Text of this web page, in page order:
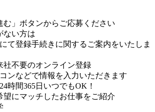
む」ボタンからご応募ください
ない方は
て登録手続きに関するご案内をいたしま
社不要のオンライン登録
などで情報を入力いただきます
間365日いつでもOK！
望にマッチしたお仕事をご紹介